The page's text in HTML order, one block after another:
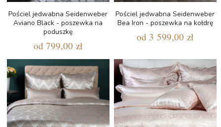
Pościel jedwabna Seidenweber
Aviano Black - poszewka na
poduszkę
od 799,00 zł
Pościel jedwabna Seidenweber
Bea Iron - poszewka na kołdrę
od 3 599,00 zł